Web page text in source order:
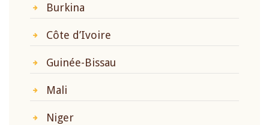
Burkina
Côte d’Ivoire
Guinée-Bissau
Mali
Niger